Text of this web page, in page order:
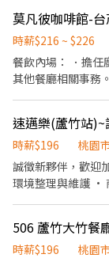
經驗與長期發展者
購～ ➖➖➖☀️預約-立即面試☀️➖➖➖ ❤️填寫基本資料立即預約面試
詢問職缺請務必順
束營業前，統計銷
直接投遞履歷，評
時薪$216 ~ $226
餐飲內場： ．擔任
其他餐廳相關事務
時薪$196
桃園
誠徵新夥伴，歡迎
環境整理與維護 •
1500 中班：1500-
506 蘆竹大竹餐
時薪$196
桃園